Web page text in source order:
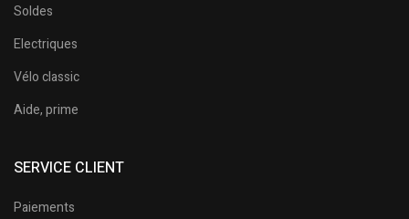
Soldes
Electriques
Vélo classic
Aide, prime
SERVICE CLIENT
Paiements